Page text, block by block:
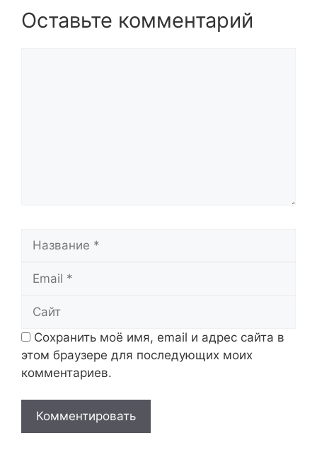
Оставьте комментарий
Сохранить моё имя, email и адрес сайта в
этом браузере для последующих моих
комментариев.